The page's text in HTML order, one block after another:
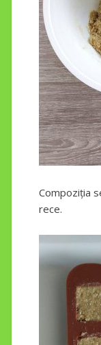
Compoziția
rece.